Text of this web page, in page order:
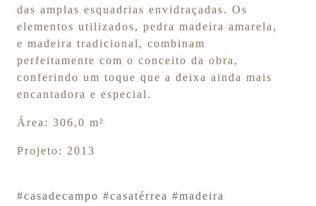
das amplas esquadrias envidraçadas. Os
elementos utilizados, pedra madeira amarela,
e madeira tradicional, combinam
perfeitamente com o conceito da obra,
conferindo um toque que a deixa ainda mais
encantadora e especial.
Área: 306,0 m²
Projeto: 2013
#casadecampo #casatérrea #madeira